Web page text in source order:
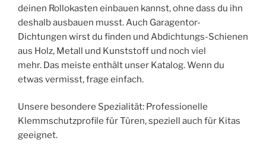
deinen Rollokasten einbauen kannst, ohne dass du ihn
deshalb ausbauen musst. Auch Garagentor-
Dichtungen wirst du finden und Abdichtungs-Schienen
aus Holz, Metall und Kunststoff und noch viel
mehr. Das meiste enthält unser Katalog. Wenn du
etwas vermisst, frage einfach.
Unsere besondere Spezialität: Professionelle
Klemmschutzprofile für Türen, speziell auch für Kitas
geeignet.